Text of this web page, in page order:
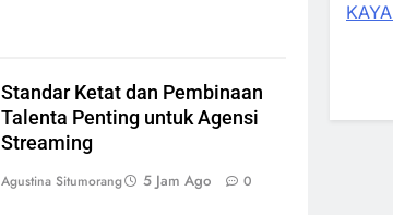
Standar Ketat dan Pembinaan
Talenta Penting untuk Agensi
Streaming
Agustina Situmorang 5 Jam Ago 0